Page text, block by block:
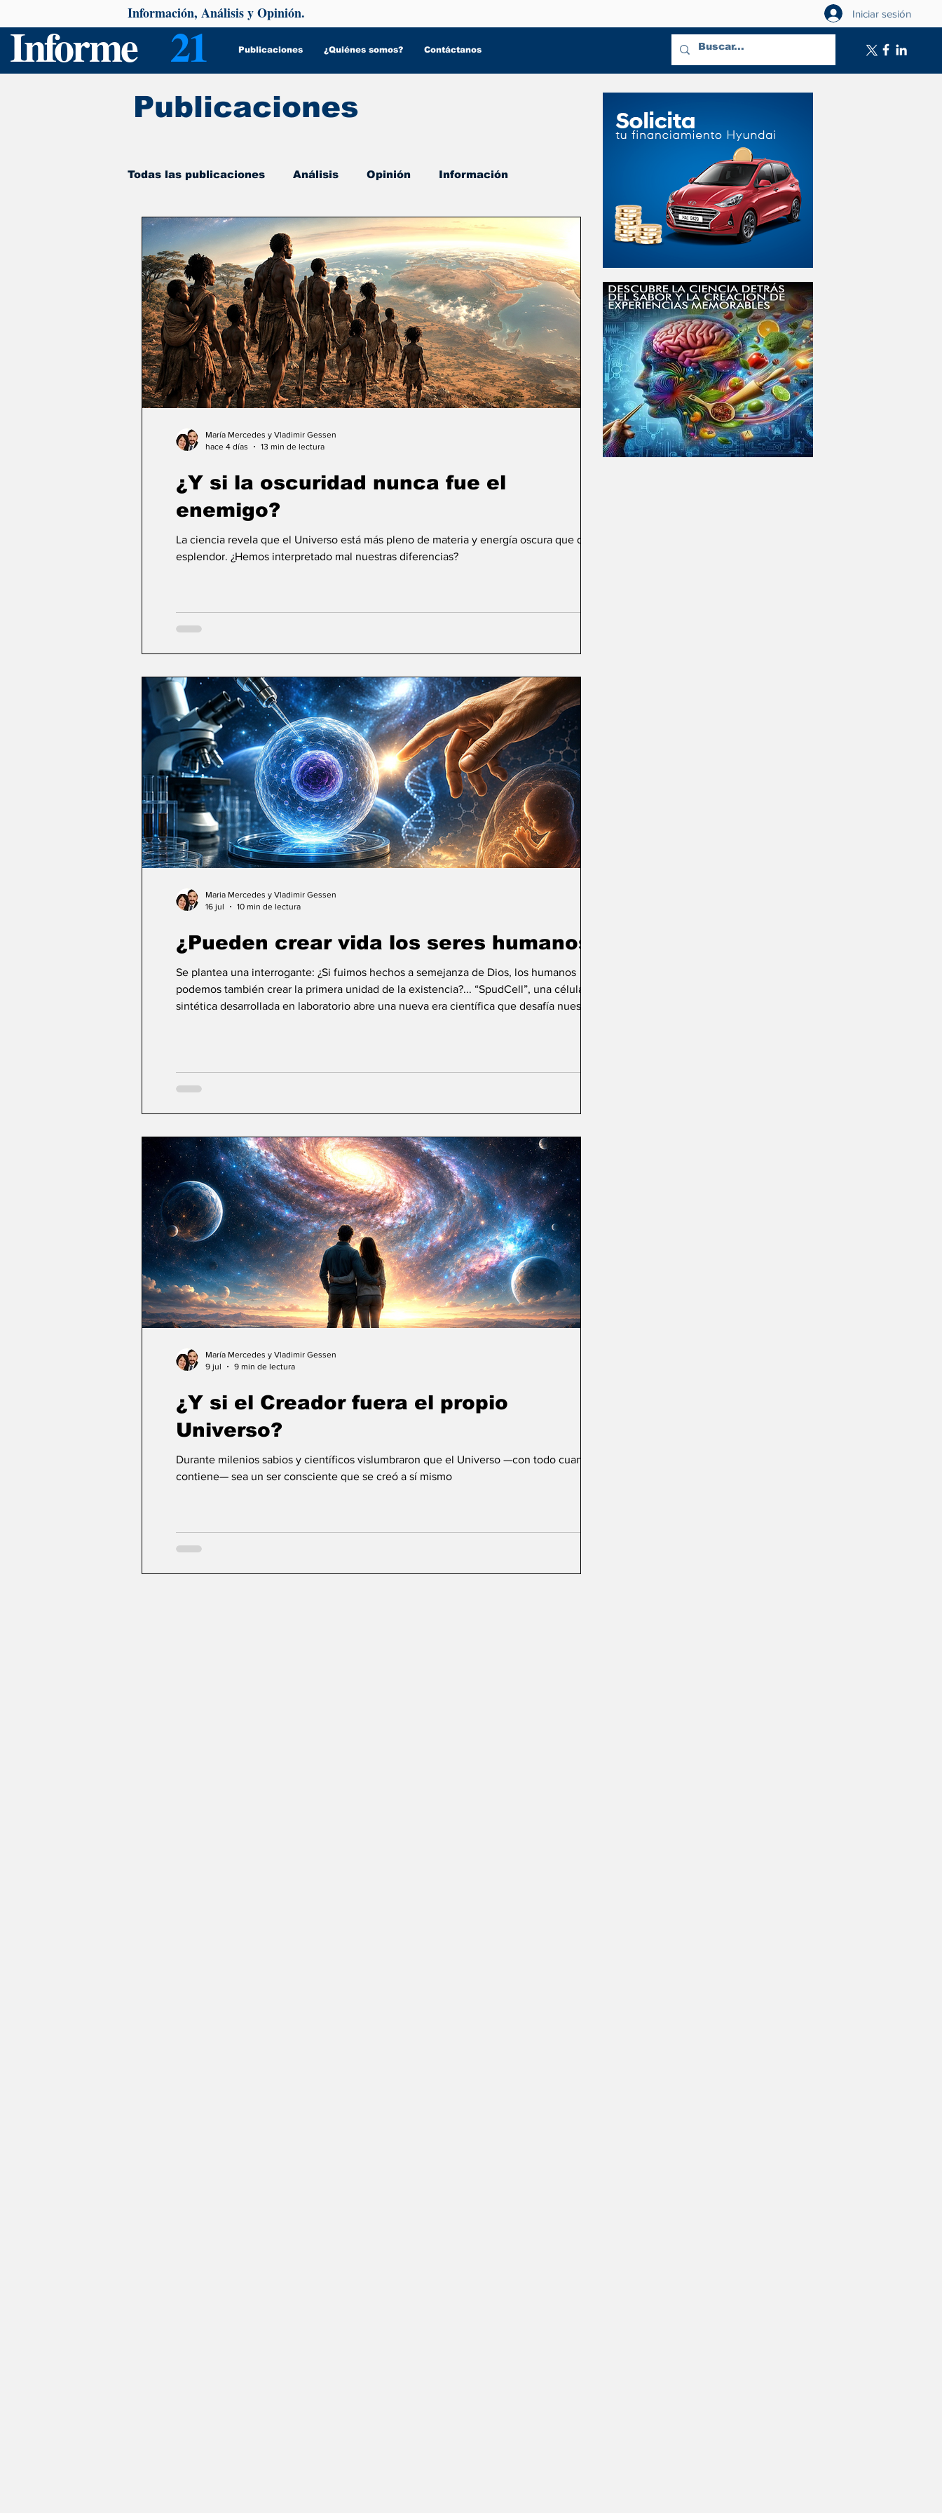
Informe 21 Publicaciones ¿Quiénes somos? Contáctanos
Información, Análisis y Opinión. Iniciar sesión
Todas las publicaciones Análisis Opinión Información
De interés Psicología y Salud
¿Y si la oscuridad nunca fue el
enemigo?
La ciencia revela que el Universo está más pleno de materia y energía oscura que de
esplendor. ¿Hemos interpretado mal nuestras diferencias?
María Mercedes y Vladimir Gessen
hace 4 días
13 min de lectura
¿Pueden crear vida los seres humanos?
Se plantea una interrogante: ¿Si fuimos hechos a semejanza de Dios, los humanos
podemos también crear la primera unidad de la existencia?... “SpudCell”, una célula
sintética desarrollada en laboratorio abre una nueva era científica que desafía nuestras
Maria Mercedes y Vladimir Gessen
16 jul
10 min de lectura
¿Y si el Creador fuera el propio
Universo?
Durante milenios sabios y científicos vislumbraron que el Universo —con todo cuanto
contiene— sea un ser consciente que se creó a sí mismo
María Mercedes y Vladimir Gessen
9 jul
9 min de lectura
Publicaciones